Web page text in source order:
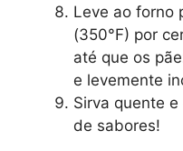
Leve ao forno
(350°F) por
até que os
e levemente
Sirva quente
de sabores!